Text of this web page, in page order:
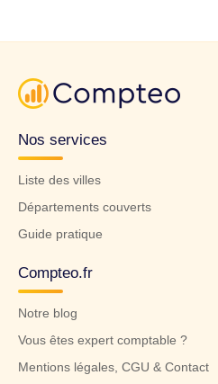
Nos services
Liste des villes
Départements couverts
Guide pratique
Compteo.fr
Notre blog
Vous êtes expert comptable ?
Mentions légales, CGU & Contact